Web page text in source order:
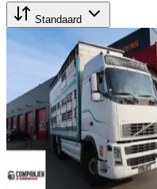
Standaard